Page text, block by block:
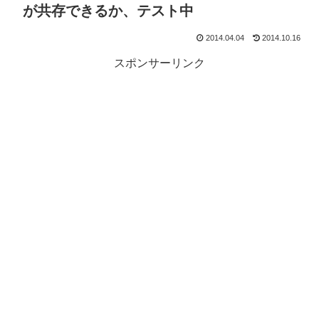
が共存できるか、テスト中
2014.04.04 2014.10.16
スポンサーリンク